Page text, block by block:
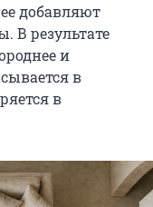
добавляют
В результате
и
в
в